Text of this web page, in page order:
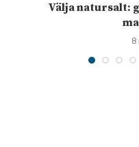
Välja natursalt:
8